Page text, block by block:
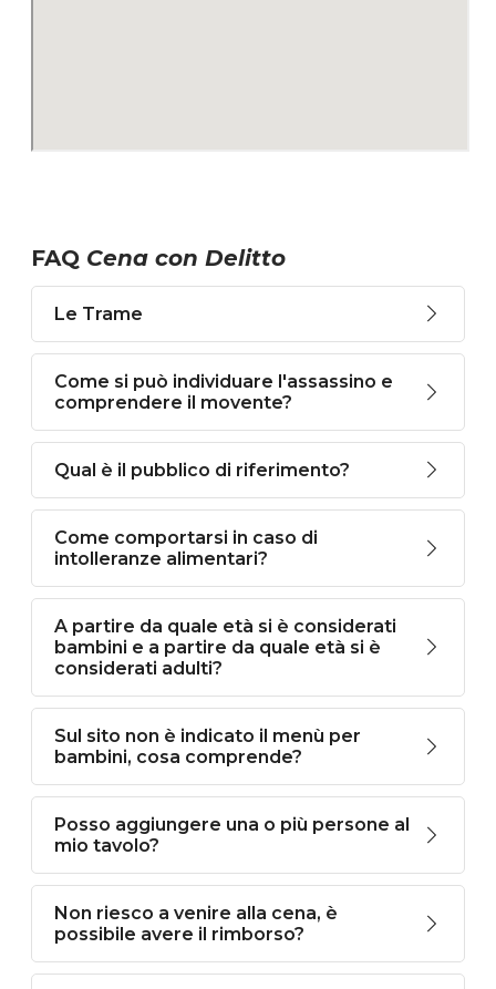
FAQ Cena con Delitto
Le Trame
Come si può individuare l'assassino e
comprendere il movente?
Qual è il pubblico di riferimento?
Come comportarsi in caso di
intolleranze alimentari?
A partire da quale età si è considerati
bambini e a partire da quale età si è
considerati adulti?
Sul sito non è indicato il menù per
bambini, cosa comprende?
Posso aggiungere una o più persone al
mio tavolo?
Non riesco a venire alla cena, è
possibile avere il rimborso?